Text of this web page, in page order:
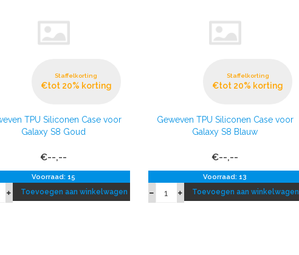
Staffelkorting
€tot 20% korting
TPU Siliconen Case voor
Galaxy S8 Goud
€--,--
Voorraad: 15
Toevoegen aan winkelwagen
Staffelkorting
€tot 20% korting
Geweven TPU Siliconen Case voor
Galaxy S8 Blauw
€--,--
Voorraad: 13
Toevoegen aan winkelwagen